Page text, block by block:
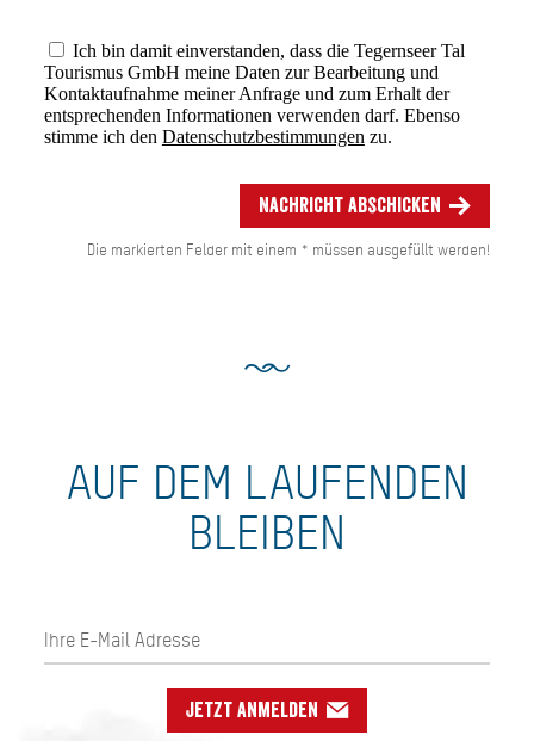
Ich bin damit einverstanden, dass die Tegernseer Tal
Tourismus GmbH meine Daten zur Bearbeitung und
Kontaktaufnahme meiner Anfrage und zum Erhalt der
entsprechenden Informationen verwenden darf. Ebenso
stimme ich den Datenschutzbestimmungen zu.
Nachricht abschicken
Die markierten Felder mit einem * müssen ausgefüllt werden!
AUF DEM LAUFENDEN
BLEIBEN
Jetzt anmelden